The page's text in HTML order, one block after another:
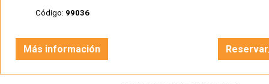
Código: 99036
Más información